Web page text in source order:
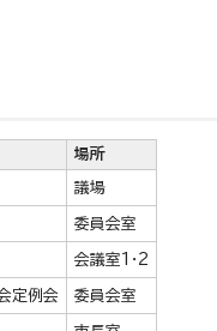
場所
議場
委員会室
会議室1・2
定例会 委員会室